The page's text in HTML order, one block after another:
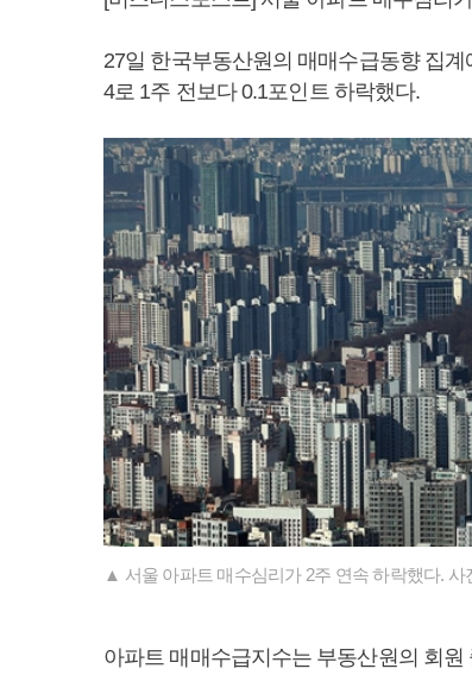
27일 한국부동산원의 매매수급동향 집
4로 1주 전보다 0.1포인트 하락했다.
▲ 서울 아파트 매수심리가 2주 연속 하락했다.
아파트 매매수급지수는 부동산원의 회